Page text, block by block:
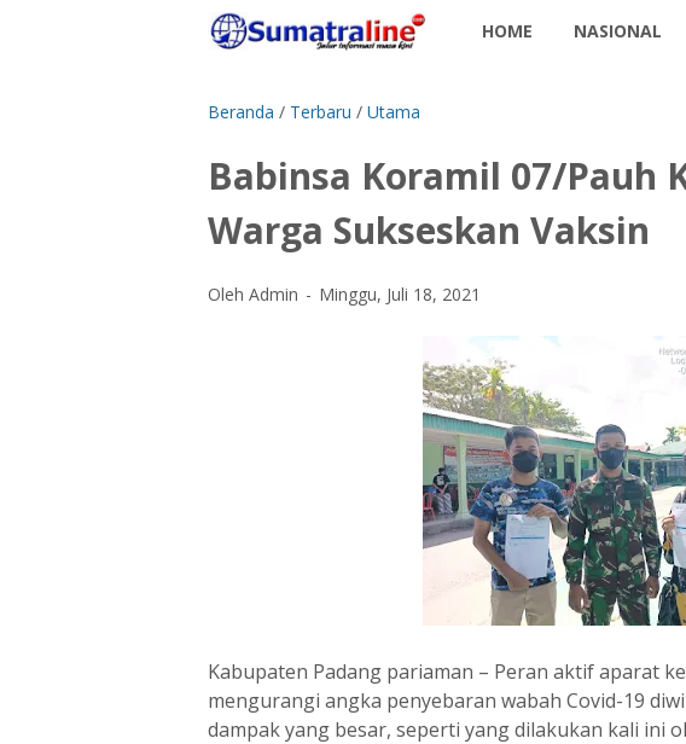
HOME NASIONAL
Beranda / Terbaru / Utama
Babinsa Koramil 07/Pauh
Warga Sukseskan Vaksin
Oleh Admin Minggu, Juli 18, 2021
Kabupaten Padang pariaman – Peran aktif aparat
mengurangi angka penyebaran wabah Covid-19
dampak yang besar, seperti yang dilakukan kali ini